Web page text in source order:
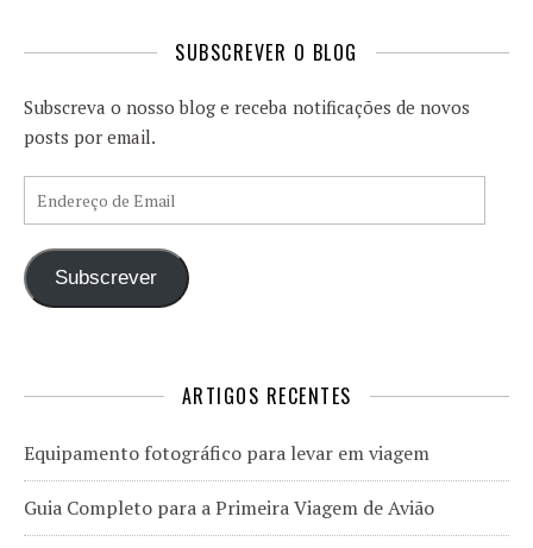
SUBSCREVER O BLOG
Subscreva o nosso blog e receba notificações de novos
posts por email.
Subscrever
ARTIGOS RECENTES
Equipamento fotográfico para levar em viagem
Guia Completo para a Primeira Viagem de Avião